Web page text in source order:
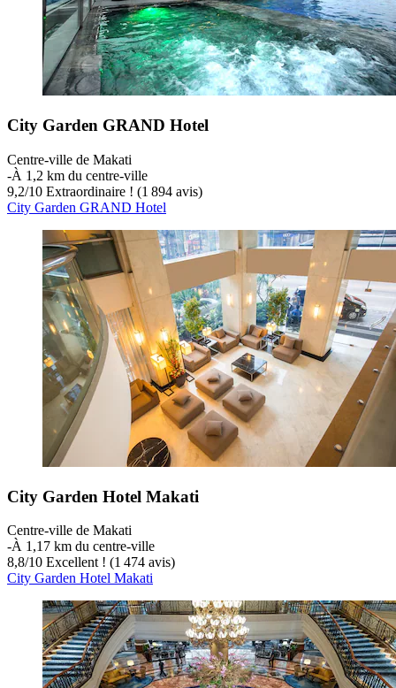
City Garden GRAND Hotel
Centre-ville de Makati
‐À 1,2 km du centre-ville
9,2/10 Extraordinaire ! (1 894 avis)
City Garden GRAND Hotel
City Garden Hotel Makati
Centre-ville de Makati
‐À 1,17 km du centre-ville
8,8/10 Excellent ! (1 474 avis)
City Garden Hotel Makati